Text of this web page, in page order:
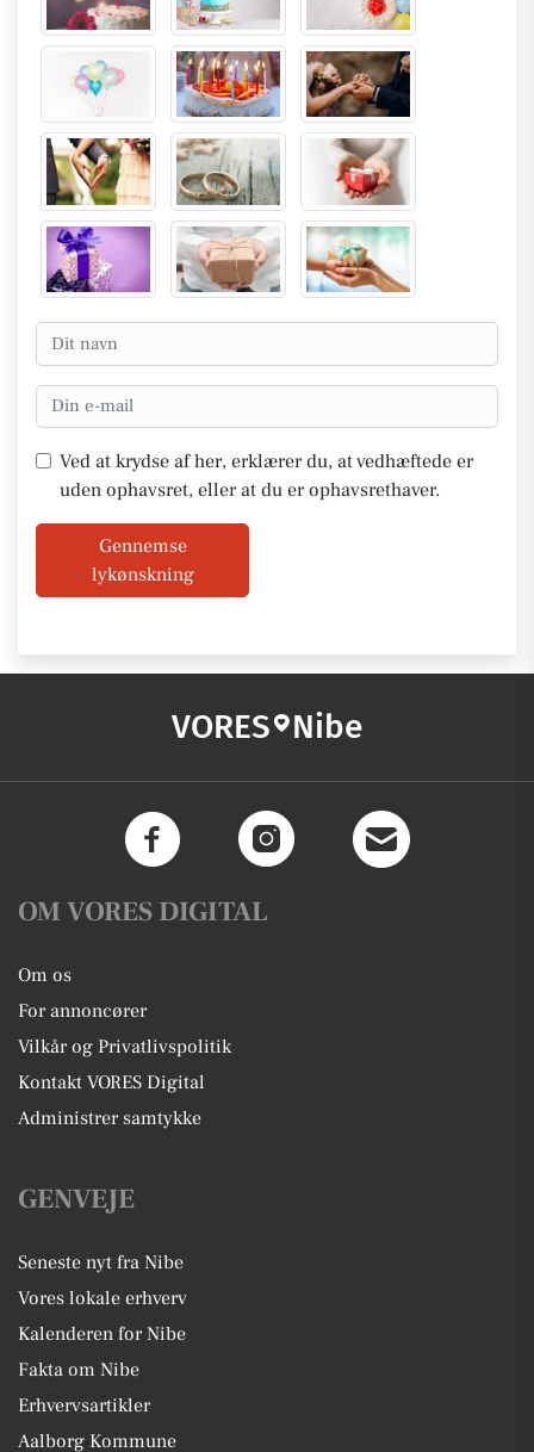
Ved at krydse af her, erklærer du, at vedhæftede er
uden ophavsret, eller at du er ophavsrethaver.
Gennemse
lykønskning
VORES Nibe
OM VORES DIGITAL
Om os
For annoncører
Vilkår og Privatlivspolitik
Kontakt VORES Digital
Administrer samtykke
GENVEJE
Seneste nyt fra Nibe
Vores lokale erhverv
Kalenderen for Nibe
Fakta om Nibe
Erhvervsartikler
Aalborg Kommune